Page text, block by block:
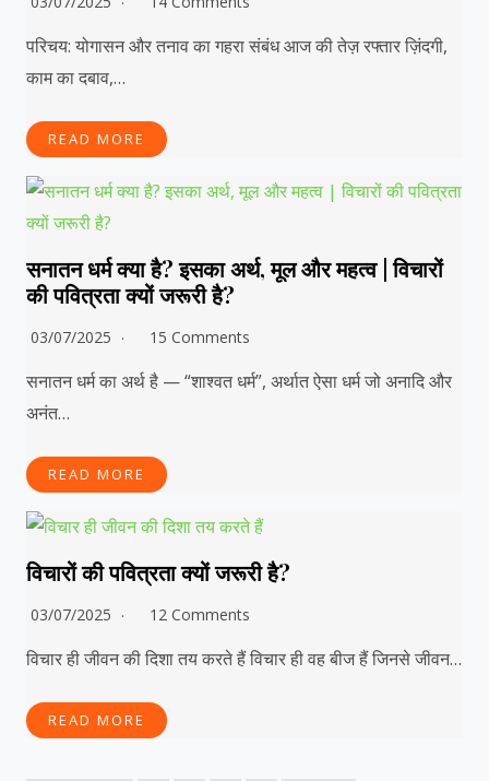
परिचय: योगासन और तनाव का गहरा संबंध आज की तेज़ रफ्तार ज़िंदगी,
काम का दबाव,…
READ MORE
सनातन धर्म क्या है? इसका अर्थ, मूल और महत्व | विचारों
की पवित्रता क्यों जरूरी है?
03/07/2025 15 Comments
सनातन धर्म का अर्थ है — “शाश्वत धर्म”, अर्थात ऐसा धर्म जो अनादि और
अनंत…
READ MORE
विचारों की पवित्रता क्यों जरूरी है?
03/07/2025 12 Comments
विचार ही जीवन की दिशा तय करते हैं विचार ही वह बीज हैं जिनसे जीवन…
READ MORE